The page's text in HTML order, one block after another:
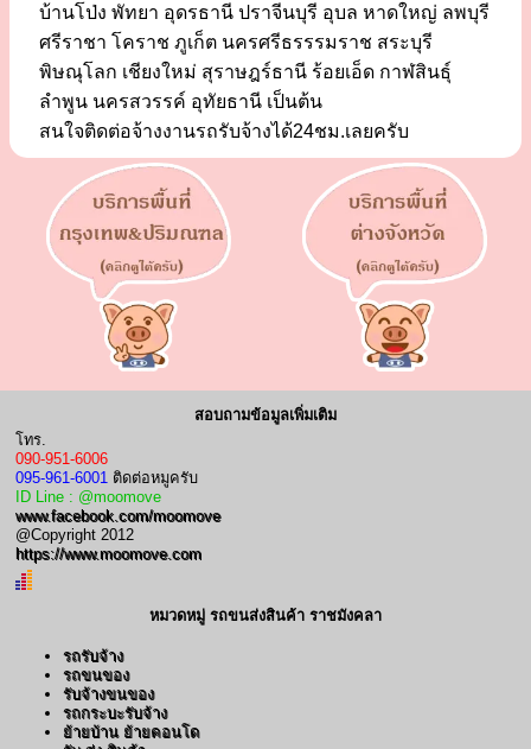
บ้านโป่ง พัทยา อุดรธานี ปราจีนบุรี อุบล หาดใหญ่ ลพบุรี
ศรีราชา โคราช ภูเก็ต นครศรีธรรรมราช สระบุรี
พิษณุโลก เชียงใหม่ สุราษฎร์ธานี ร้อยเอ็ด กาฬสินธุ์
ลำพูน นครสวรรค์ อุทัยธานี เป็นต้น
สนใจติดต่อจ้างงานรถรับจ้างได้24ชม.เลยครับ
สอบถามข้อมูลเพิ่มเติม
โทร.
090-951-6006
095-961-6001 ติดต่อหมูครับ
ID Line : @moomove
www.facebook.com/moomove
@Copyright 2012
https://www.moomove.com
หมวดหมู่ รถขนส่งสินค้า ราชมังคลา
รถรับจ้าง
รถขนของ
รับจ้างขนของ
รถกระบะรับจ้าง
ย้ายบ้าน ย้ายคอนโด